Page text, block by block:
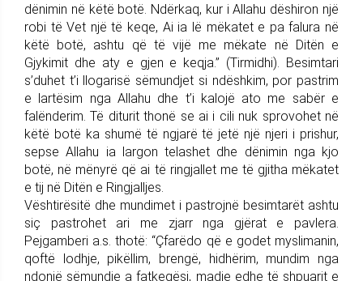
dënimin në këtë botë. Ndërkaq, kur i Allahu dëshiron një
robi të Vet një të keqe, Ai ia lë mëkatet e pa falura në
këtë botë, ashtu që të vijë me mëkate në Ditën e
Gjykimit dhe aty e gjen e keqja.” (Tirmidhi). Besimtari
s’duhet t’i llogarisë sëmundjet si ndëshkim, por pastrim
e lartësim nga Allahu dhe t’i kalojë ato me sabër e
falënderim. Të diturit thonë se ai i cili nuk sprovohet në
këtë botë ka shumë të ngjarë të jetë një njeri i prishur,
sepse Allahu ia largon telashet dhe dënimin nga kjo
botë, në mënyrë që ai të ringjallet me të gjitha mëkatet
e tij në Ditën e Ringjalljes.
Vështirësitë dhe mundimet i pastrojnë besimtarët ashtu
siç pastrohet ari me zjarr nga gjërat e pavlera.
Pejgamberi a.s. thotë: “Çfarëdo që e godet myslimanin,
qoftë lodhje, pikëllim, brengë, hidhërim, mundim nga
ndonjë sëmundje a fatkeqësi, madje edhe të shpuarit e